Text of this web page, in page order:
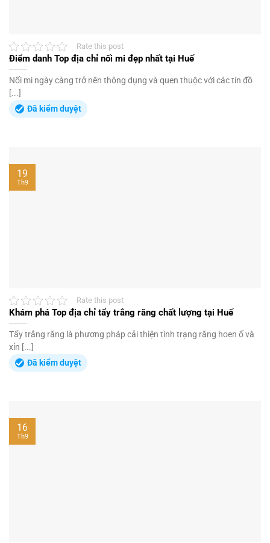
Rate this post
Điểm danh Top địa chỉ nối mi đẹp nhất tại Huế
Nối mi ngày càng trở nên thông dụng và quen thuộc với các tín đồ
[...]
Đã kiểm duyệt
Rate this post
Khám phá Top địa chỉ tẩy trắng răng chất lượng tại Huế
Tẩy trắng răng là phương pháp cải thiện tình trạng răng hoen ố và
xỉn [...]
Đã kiểm duyệt
19
Th9
16
Th9